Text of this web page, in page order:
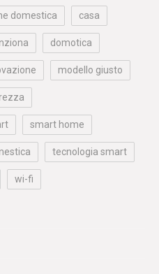
domestica casa
domotica
modello giusto
smart home
tecnologia smart
wi-fi